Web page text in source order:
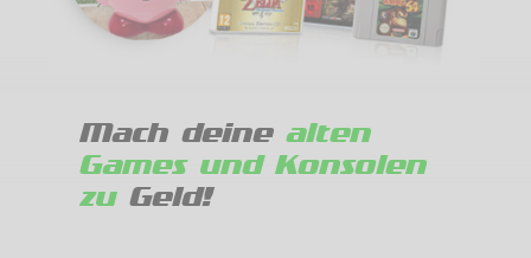
Mach deine alten
Games und Konsolen
zuGeld!